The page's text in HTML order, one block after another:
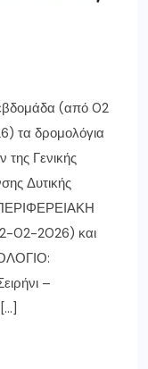
εβδομάδα (από 02
τα δρομολόγια
Γενικής
Δυτικής
ΠΕΡΙΦΕΡΕΙΑΚΗ
02-2026) και
–